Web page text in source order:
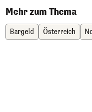
Mehr zum Thema
Bargeld Österreich